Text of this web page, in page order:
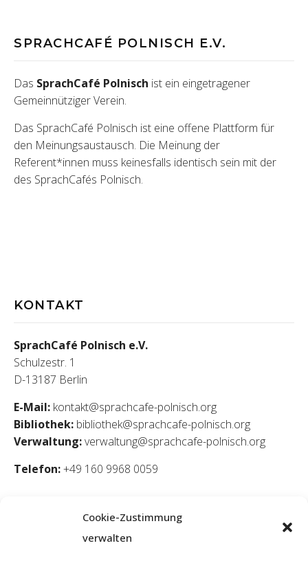
Cookie-Zustimmung
verwalten
SPRACHCAFÉ POLNISCH E.V.
Das SprachCafé Polnisch ist ein eingetragener
Gemeinnütziger Verein.
Das SprachCafé Polnisch ist eine offene Plattform für
den Meinungsaustausch. Die Meinung der
Referent*innen muss keinesfalls identisch sein mit der
des SprachCafés Polnisch.
KONTAKT
SprachCafé Polnisch e.V.
Schulzestr. 1
D-13187 Berlin
E-Mail: kontakt@sprachcafe-polnisch.org
Bibliothek: bibliothek@sprachcafe-polnisch.org
Verwaltung:verwaltung@sprachcafe-polnisch.org
Telefon:+49 160 9968 0059